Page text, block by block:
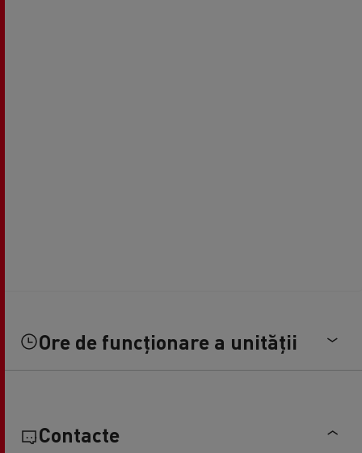
Ore de funcționare a unității
Contacte